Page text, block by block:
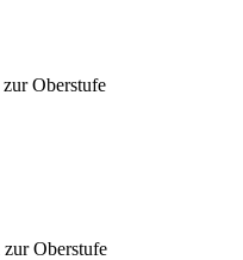
Oberstufe
Oberstufe